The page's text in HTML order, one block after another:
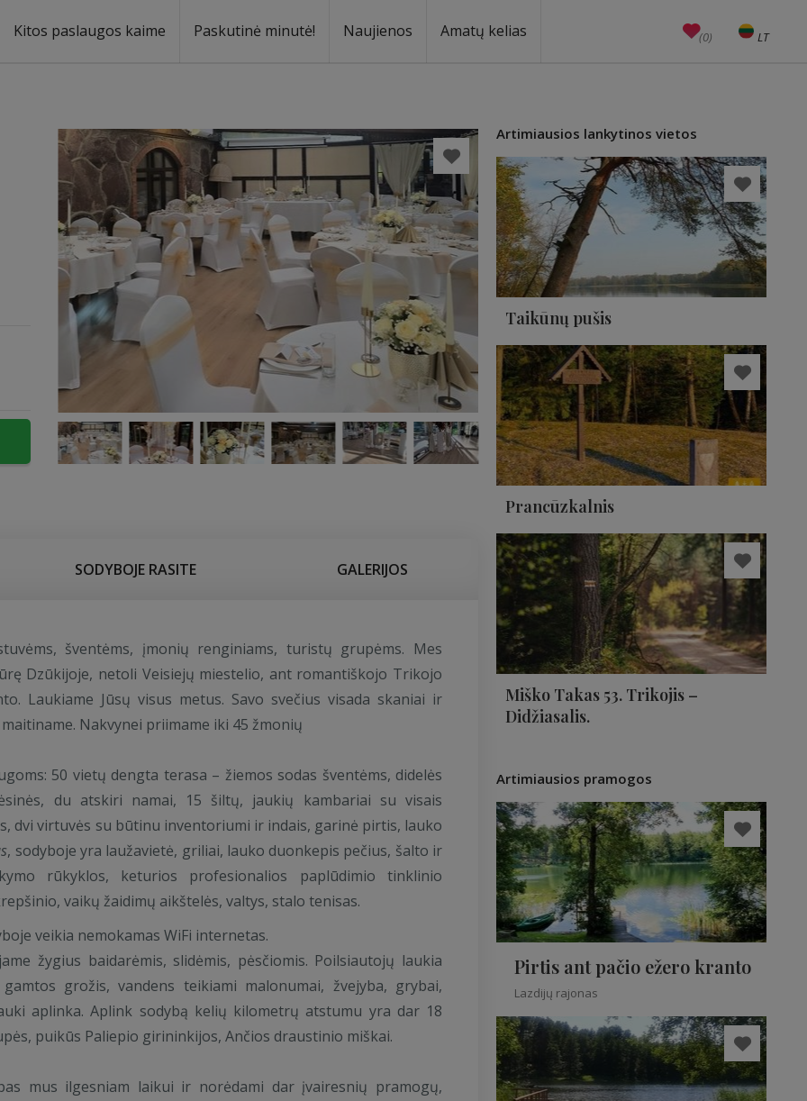
Kitos paslaugos kaime Paskutinė minutė! Naujienos Amatų kelias (0) LT
EN
SODYBOJE RASITE GALERIJOS
šventėms, įmonių renginiams, turistų grupėms. Mes
Dzūkijoje, netoli Veisiejų miestelio, ant romantiškojo Trikojo
Laukiame Jūsų visus metus. Savo svečius visada skaniai ir
Nakvynei priimame iki 45 žmonių
50 vietų dengta terasa – žiemos sodas šventėms, didelės
du atskiri namai, 15 šiltų, jaukių kambariai su visais
dvi virtuvės su būtinu inventoriumi ir indais, garinė pirtis, lauko
, sodyboje yra laužavietė, griliai, lauko duonkepis pečius, šalto ir
rūkyklos, keturios profesionalios paplūdimio tinklinio
vaikų žaidimų aikštelės, valtys, stalo tenisas.
veikia nemokamas WiFi internetas.
žygius baidarėmis, slidėmis, pėsčiomis. Poilsiautojų laukia
grožis, vandens teikiami malonumai, žvejyba, grybai,
aplinka. Aplink sodybą kelių kilometrų atstumu yra dar 18
puikūs Paliepio girininkijos, Ančios draustinio miškai.
mus ilgesniam laikui ir norėdami dar įvairesnių pramogų,
Artimiausios lankytinos vietos
Taikūnų pušis
Prancūzkalnis
Miško Takas 53. Trikojis –
Didžiasalis.
Artimiausios pramogos
Pirtis ant pačio ežero kranto
Lazdijų rajonas